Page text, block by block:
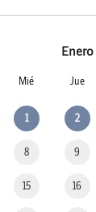
Enero
Mié Jue
1 2
8 9
15 16